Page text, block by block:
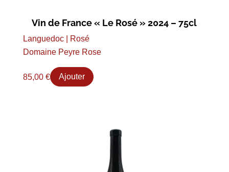
Vin de France « Le Rosé » 2024 – 75cl
Languedoc | Rosé
Domaine Peyre Rose
85,00 € Ajouter